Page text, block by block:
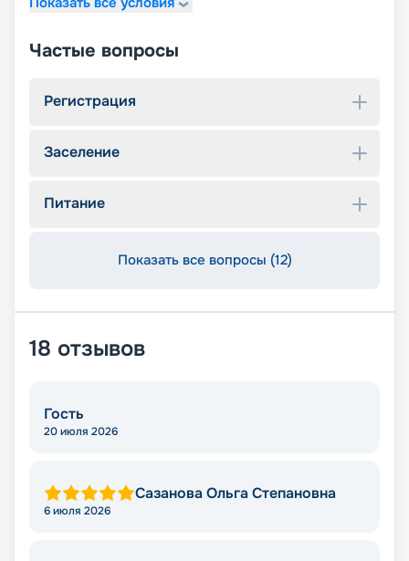
Частые вопросы
Регистрация
Заселение
Питание
Показать все вопросы (12)
18 отзывов
Гость
20 июля 2026
Сазанова Ольга Степановна
6 июля 2026